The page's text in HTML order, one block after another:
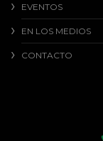
EVENTOS
EN LOS MEDIOS
CONTACTO